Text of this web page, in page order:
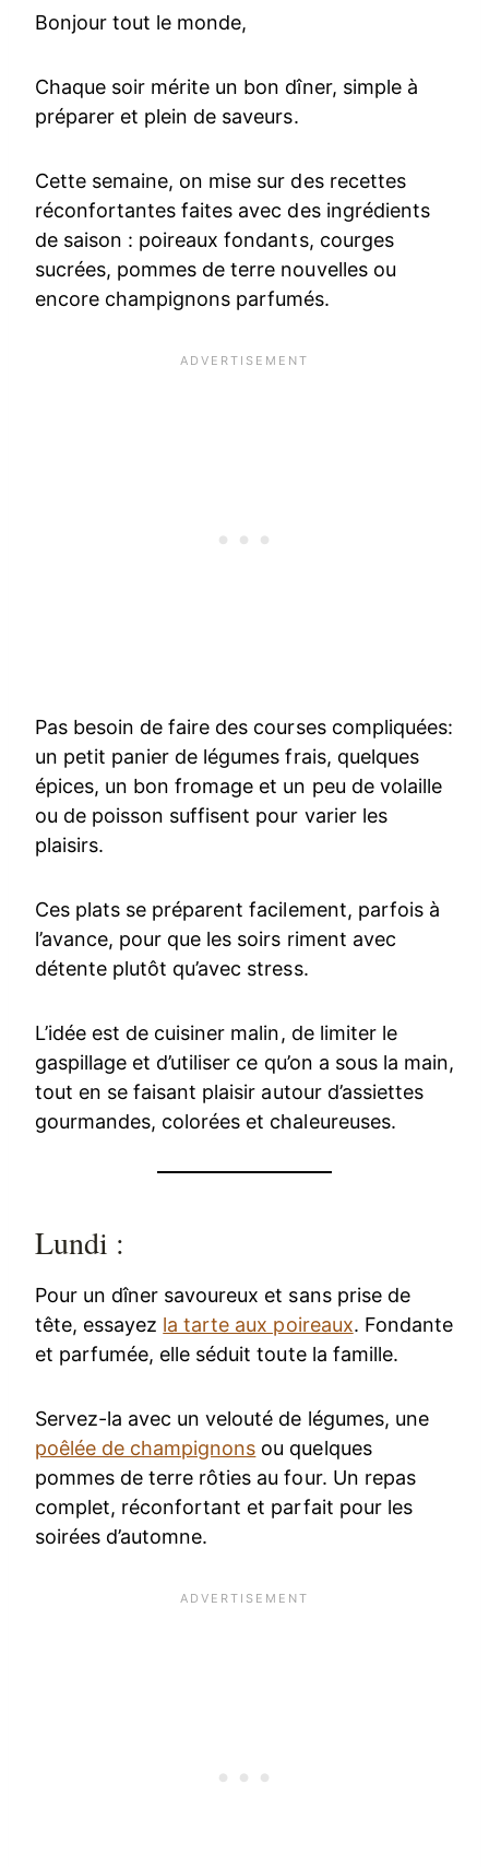
Bonjour tout le monde,
Chaque soir mérite un bon dîner, simple à
préparer et plein de saveurs.
Cette semaine, on mise sur des recettes
réconfortantes faites avec des ingrédients
de saison : poireaux fondants, courges
sucrées, pommes de terre nouvelles ou
encore champignons parfumés.
Pas besoin de faire des courses compliquées:
un petit panier de légumes frais, quelques
épices, un bon fromage et un peu de volaille
ou de poisson suffisent pour varier les
plaisirs.
Ces plats se préparent facilement, parfois à
l’avance, pour que les soirs riment avec
détente plutôt qu’avec stress.
L’idée est de cuisiner malin, de limiter le
gaspillage et d’utiliser ce qu’on a sous la main,
tout en se faisant plaisir autour d’assiettes
gourmandes, colorées et chaleureuses.
Lundi :
Pour un dîner savoureux et sans prise de
tête, essayez la tarte aux poireaux. Fondante
et parfumée, elle séduit toute la famille.
Servez-la avec un velouté de légumes, une
poêlée de champignons ou quelques
pommes de terre rôties au four. Un repas
complet, réconfortant et parfait pour les
soirées d’automne.